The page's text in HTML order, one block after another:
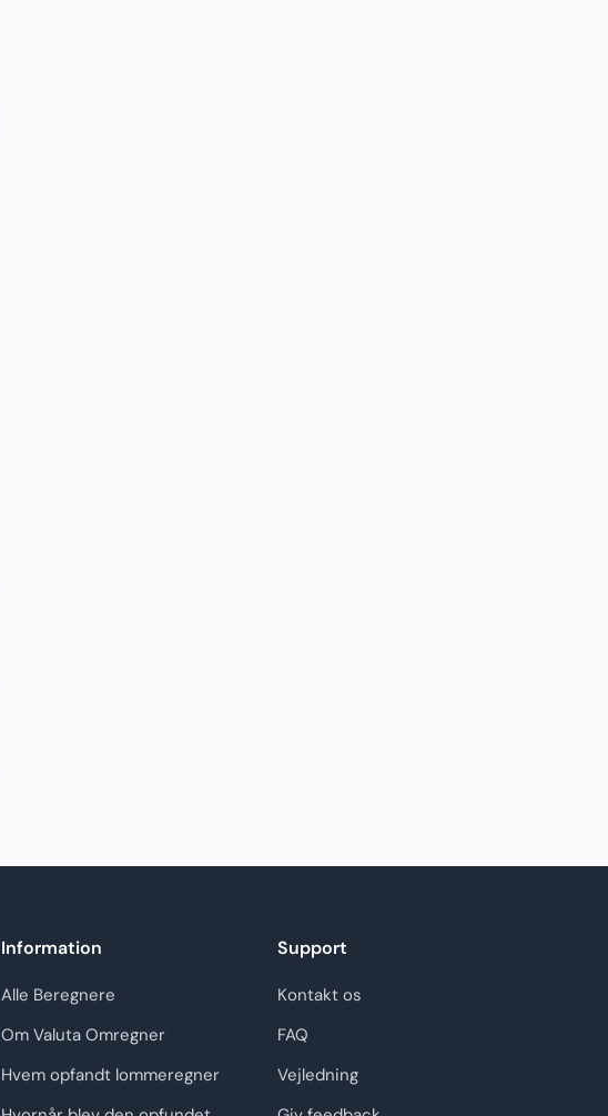
Information
Alle Beregnere
Om Valuta Omregner
Hvem opfandt lommeregner
Support
Kontakt os
FAQ
Vejledning